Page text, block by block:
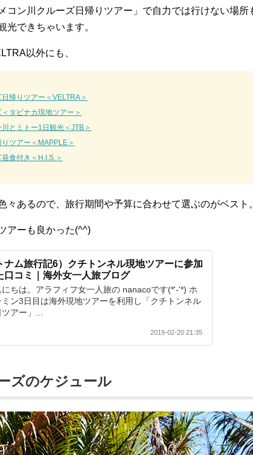
コン川クルーズ日帰りツアー」で自力では行けない場所
光できちゃいます。
以外にも、
帰りツアー＜VELTRA＞
タビナカ現地ツアー＞
とミトー1日観光＜JTB＞
ツアー＜MAPPLE＞
食付き＜H.I.S.＞
々あるので、旅行期間や予算に合わせて選ぶのがベスト。
アーも良かった(^^)
ナム旅行記6）クチトンネル現地ツアーに参加
口コミ｜海外女一人旅ブログ
にちは。アラフィフ女一人旅の nanacoです(*'-'*) ホ
ミン3日目は海外現地ツアーを利用し「クチトンネル
アー」...
2019-02-20 21:35
ズのケジュール